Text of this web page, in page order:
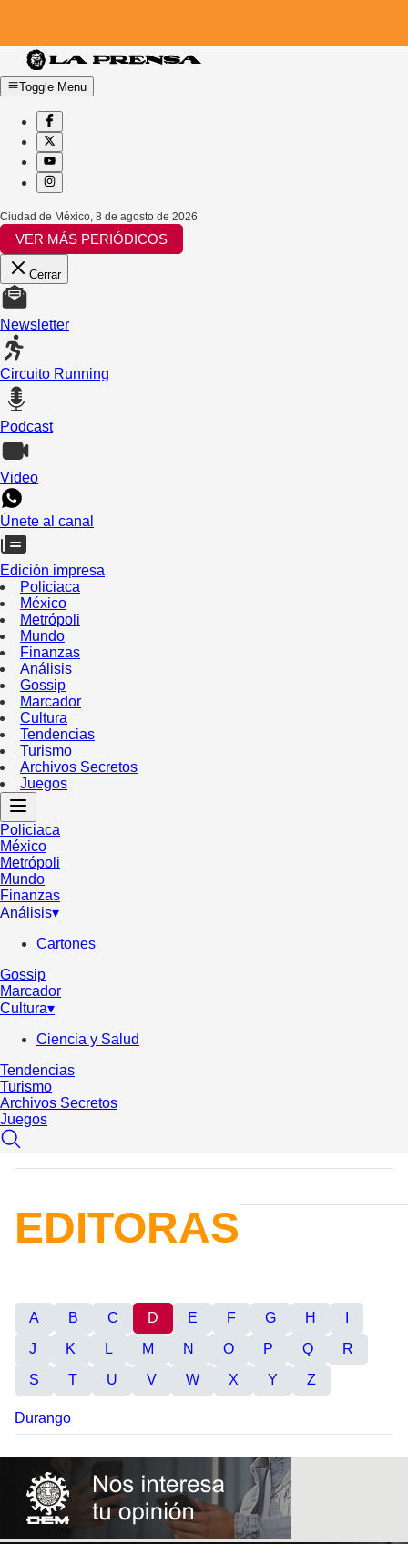
Toggle Menu
Ciudad de México 8 de agosto de 2026
VER MÁS PERIÓDICOS
Cerrar
Newsletter
Circuito Running
Podcast
Video
Únete al canal
Edición impresa
Policiaca
México
Metrópoli
Mundo
Finanzas
Análisis
Gossip
Marcador
Cultura
Tendencias
Turismo
Archivos Secretos
Juegos
Policiaca
México
Metrópoli
Mundo
Finanzas
Análisis▾
Cartones
Gossip
Marcador
Cultura▾
Ciencia y Salud
Tendencias
Turismo
Archivos Secretos
Juegos
EDITORAS
A B C D E F G H
J
K L M N O P Q
R
S
T U V W X Y Z
Durango